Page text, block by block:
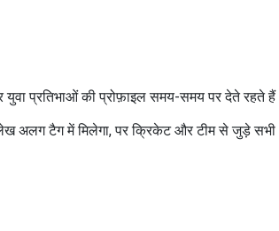
प्रतिभाओं की प्रोफ़ाइल समय-समय पर देते रहते
अलग टैग में मिलेगा, पर क्रिकेट और टीम से जुड़े सभी